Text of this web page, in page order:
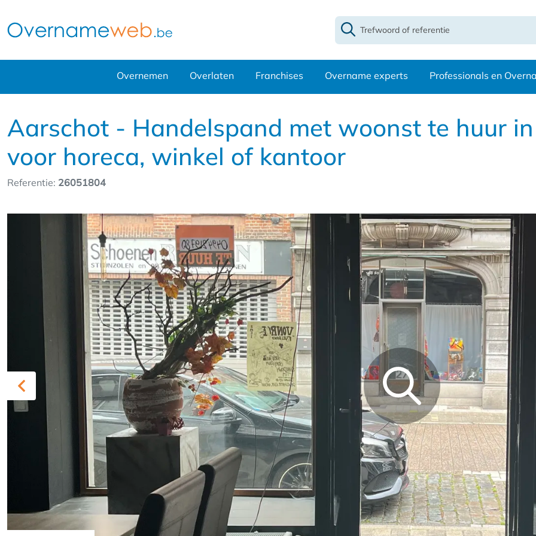
Overnemen Overlaten Franchises Overname experts Professionals en
Aarschot - Handelspand met woonst te huur
voor horeca, winkel of kantoor
Referentie: 26051804
Previous